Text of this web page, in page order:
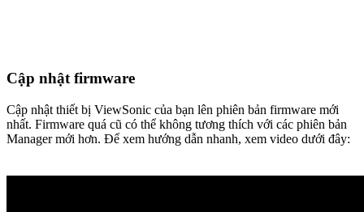
Cập nhật firmware
Cập nhật thiết bị ViewSonic của bạn lên phiên bản firmware mới
nhất. Firmware quá cũ có thể không tương thích với các phiên bản
Manager mới hơn. Để xem hướng dẫn nhanh, xem video dưới đây: